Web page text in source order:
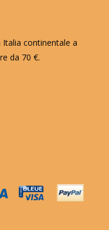
continentale a
da 70 €.